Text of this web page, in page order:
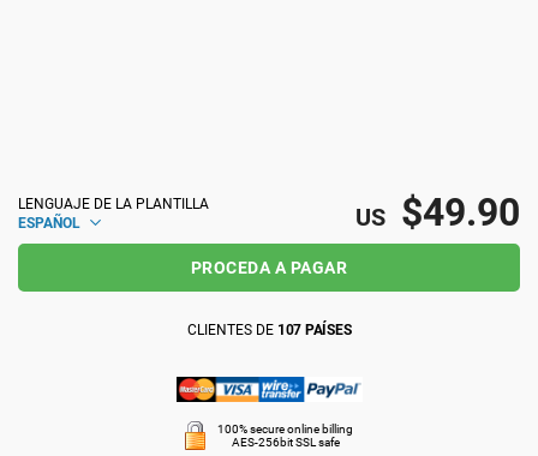
AS9100
Automoción
LENGUAJE DE LA PLANTILLA
ESPAÑOL
US $49.90
PROCEDA A PAGAR
CLIENTES DE 107 PAÍSES
100% secure online billing
AES-256bit SSL safe